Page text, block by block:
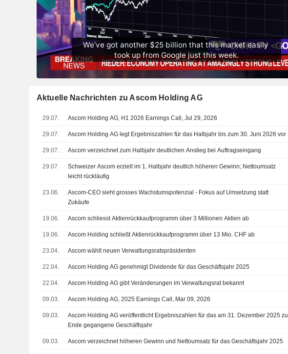
Aktuelle Nachrichten zu Ascom Holding AG
29.07. Ascom Holding AG, H1 2026 Earnings Call, Jul 29, 2026
29.07. Ascom Holding AG legt Ergebniszahlen für das Halbjahr bis zum 30. Juni 2026 vor
29.07. Ascom verzeichnet zum Halbjahr deutlichen Anstieg bei Auftragseingang
29.07.
Schweizer Ascom erzielt im 1. Halbjahr deutlich höheren Gewinn; Nettoumsatz
leicht rückläufig
23.06.
Ascom-CEO sieht grosses Wachstumspotenzial - Fokus auf Umsetzung statt
Zukäufe
19.06. Ascom schliesst Aktienrückkaufprogramm über 3 Millionen Aktien ab
19.06. Ascom Holding schließt Aktienrückkaufprogramm über 13 Mio. CHF ab
23.04. Ascom wählt neuen Verwaltungsratspräsidenten
22.04. Ascom Holding AG genehmigt Dividende für das Geschäftsjahr 2025
22.04. Ascom Holding AG gibt Veränderungen im Verwaltungsrat bekannt
09.03. Ascom Holding AG, 2025 Earnings Call, Mar 09, 2026
09.03.
Ascom Holding AG veröffentlicht Ergebniszahlen für das am 31. Dezember 2025 zu
Ende gegangene Geschäftsjahr
09.03. Ascom verzeichnet höheren Gewinn und Nettoumsatz für das Geschäftsjahr 2025